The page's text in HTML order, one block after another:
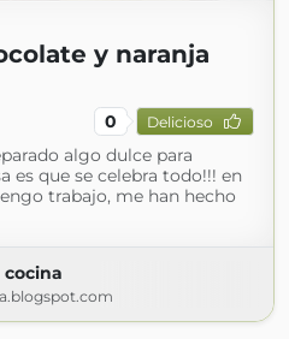
y naranja
0 Delicioso
algo dulce para
es que se celebra todo!!! en
trabajo, me han hecho
cocina